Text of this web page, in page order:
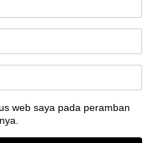
web saya pada peramban